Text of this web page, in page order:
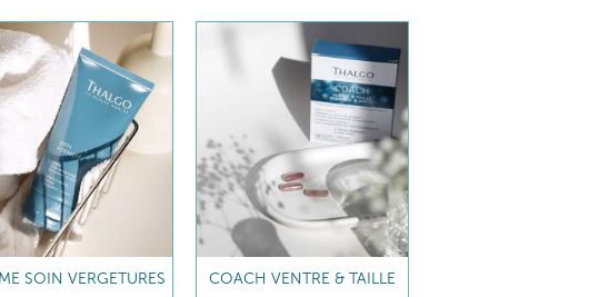
SOIN VERGETURES COACH VENTRE & TAILLE